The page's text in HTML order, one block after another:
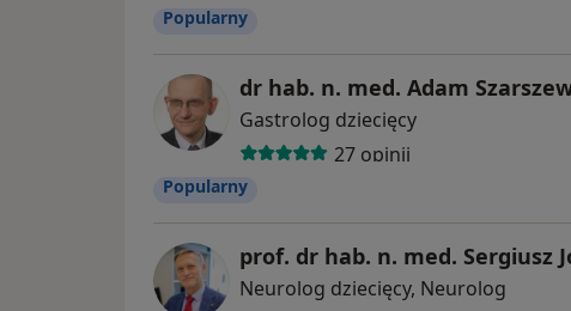
Popularny
dr hab. n. med. Adam
Gastrolog dziecięcy
27 opinii
Popularny
prof. dr hab. n. med. Sergiusz
Neurolog dziecięcy, Neurolog